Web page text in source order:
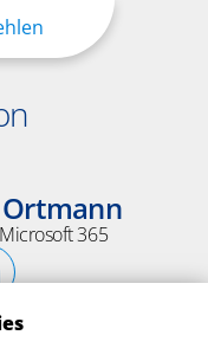
Ortmann
365
verständlich